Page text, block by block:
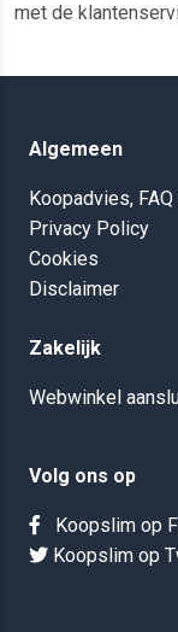
met de
Algemeen
Koopadvies,
Privacy Policy
Cookies
Disclaimer
Zakelijk
Webwinkel
Volg ons op
Koopslim op
Koopslim op